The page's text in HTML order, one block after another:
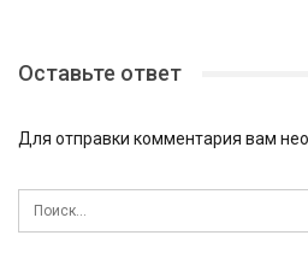
Оставьте ответ
Для отправки комментария вам